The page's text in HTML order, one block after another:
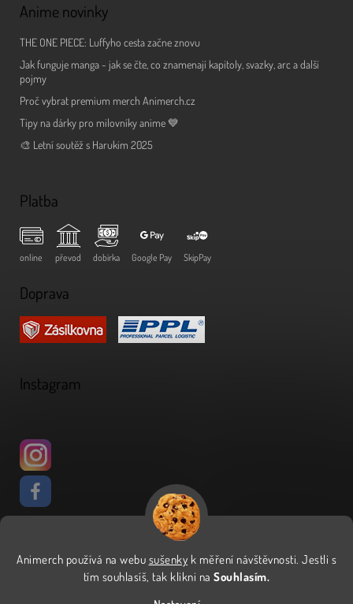
Animerch používá na webu sušenky k měření návštěvnosti. Jestli s
tím souhlasíš, tak klikni naSouhlasím.
Anime novinky
THE ONE PIECE: Luffyho cesta začne znovu
Jak funguje manga - jak se čte, co znamenají kapitoly, svazky, arc a další
pojmy
Proč vybrat premium merch Animerch.cz
Tipy na dárky pro milovníky anime 💙
🎨 Letní soutěž s Harukim 2025
Platba
online převod dobírka Google Pay SkipPay
Doprava
Instagram
Vytvořil Shoptet